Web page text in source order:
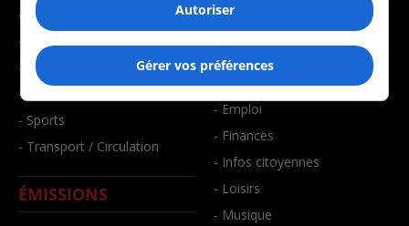
- Éducation
- Environnement
- Faits divers
- Santé et bien-être
- Sports
- Transport / Circulation
ÉMISSIONS
- Affaires
- Art de vivre
- Bien-être
- Emploi
- Finances
- Infos citoyennes
- Loisirs
- Musique
Autoriser
Gérer vos préférences